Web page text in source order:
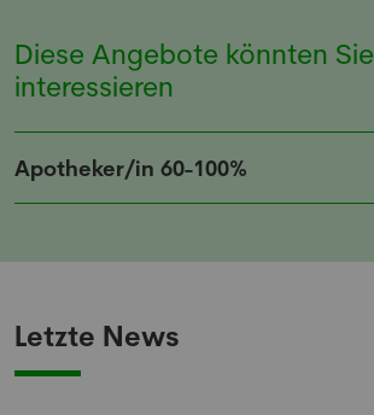
Diese Angebote könnten Sie
interessieren
Apotheker/in 60-100%
Letzte News